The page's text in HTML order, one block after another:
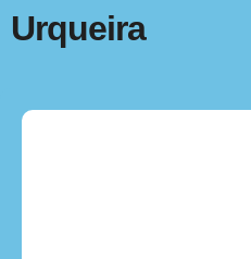
Urqueira